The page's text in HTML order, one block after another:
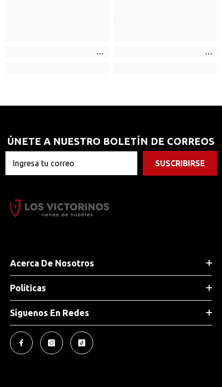
ÚNETE A NUESTRO BOLETÍN DE CORREOS
SUSCRIBIRSE
Acerca De Nosotros
Políticas
Síguenos En Redes